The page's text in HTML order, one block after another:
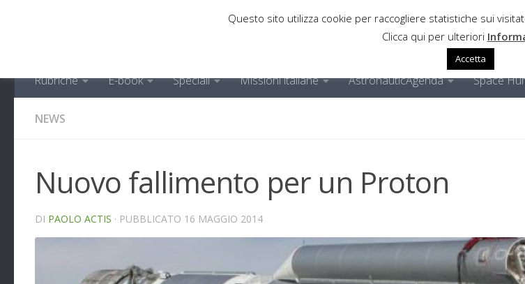
Rubriche E-book Speciali Missioni italiane AstronauticAgenda Space
NEWS
Nuovo fallimento per un Proton
DI PAOLO ACTIS · PUBBLICATO 16 MAGGIO 2014
Questo sito utilizza cookie per raccogliere statistiche sui
Clicca qui per ulteriori
Accetta